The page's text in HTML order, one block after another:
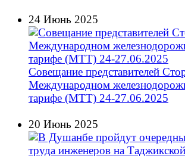
24 Июнь 2025
Совещание представителей
Международном
тарифе (МТТ) 24-27.06.2025
20 Июнь 2025